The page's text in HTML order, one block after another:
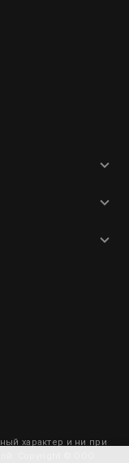
характер и ни при
Copyright © ООО